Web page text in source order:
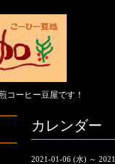
コーヒー豆屋です！
カレンダー
2021-01-06 (水) ～